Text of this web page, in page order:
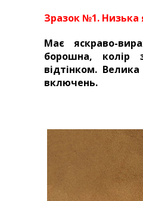
Зразок №1. Низька
Має яскраво-
борошна, колір
відтінком.
включень.